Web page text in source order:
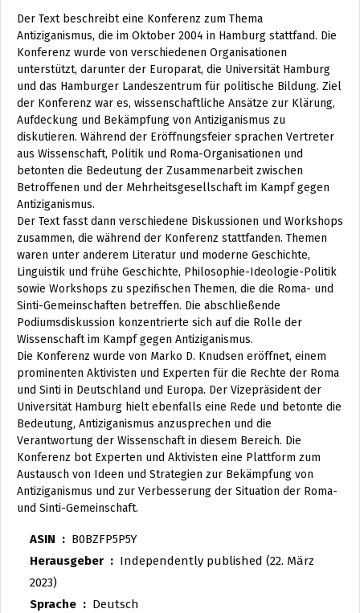
Der Text beschreibt eine Konferenz zum Thema
Antiziganismus, die im Oktober 2004 in Hamburg stattfand. Die
Konferenz wurde von verschiedenen Organisationen
unterstützt, darunter der Europarat, die Universität Hamburg
und das Hamburger Landeszentrum für politische Bildung. Ziel
der Konferenz war es, wissenschaftliche Ansätze zur Klärung,
Aufdeckung und Bekämpfung von Antiziganismus zu
diskutieren. Während der Eröffnungsfeier sprachen Vertreter
aus Wissenschaft, Politik und Roma-Organisationen und
betonten die Bedeutung der Zusammenarbeit zwischen
Betroffenen und der Mehrheitsgesellschaft im Kampf gegen
Antiziganismus.
Der Text fasst dann verschiedene Diskussionen und Workshops
zusammen, die während der Konferenz stattfanden. Themen
waren unter anderem Literatur und moderne Geschichte,
Linguistik und frühe Geschichte, Philosophie-Ideologie-Politik
sowie Workshops zu spezifischen Themen, die die Roma- und
Sinti-Gemeinschaften betreffen. Die abschließende
Podiumsdiskussion konzentrierte sich auf die Rolle der
Wissenschaft im Kampf gegen Antiziganismus.
Die Konferenz wurde von Marko D. Knudsen eröffnet, einem
prominenten Aktivisten und Experten für die Rechte der Roma
und Sinti in Deutschland und Europa. Der Vizepräsident der
Universität Hamburg hielt ebenfalls eine Rede und betonte die
Bedeutung, Antiziganismus anzusprechen und die
Verantwortung der Wissenschaft in diesem Bereich. Die
Konferenz bot Experten und Aktivisten eine Plattform zum
Austausch von Ideen und Strategien zur Bekämpfung von
Antiziganismus und zur Verbesserung der Situation der Roma-
und Sinti-Gemeinschaft.
ASIN ‏ : ‎ B0BZFP5P5Y
Herausgeber ‏ : ‎ Independently published (22. März
2023)
Sprache ‏ : ‎ Deutsch